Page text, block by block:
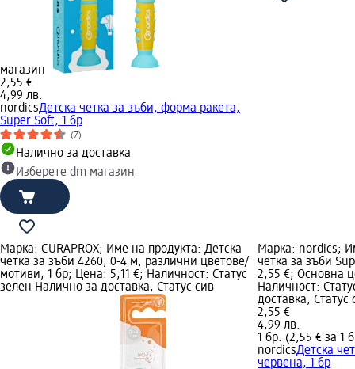
магазин
2,55 €
4,99 лв.
nordicsДетска четка за зъби, форма ракета,
Super Soft, 1 бр
(7)
Налично за доставка
Изберете dm магазин
Марка: CURAPROX; Име на продукта: Детска
четка за зъби 4260, 0-4 м, различни цветове/
мотиви, 1 бр; Цена: 5,11 €; Наличност: Статус
зелен Налично за доставка, Статус сив
Марка: nordics;
четка за зъби
2,55 €; Основна
Наличност:
доставка,
2,55 €
4,99 лв.
1 бр. (2,55 € за 1
nordicsДетска
червена, 1 бр